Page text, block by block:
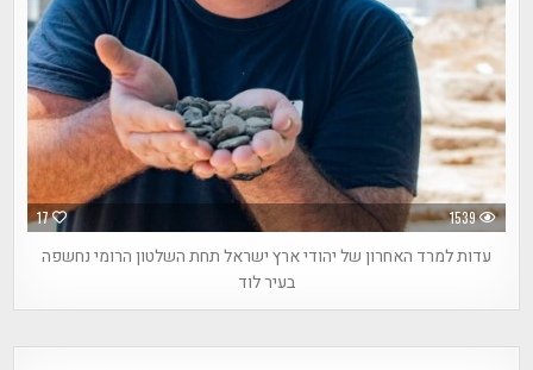
17 1539
עדות למרד האחרון של יהודי ארץ ישראל תחת השלטון הרומי נחשפה
בעיר לוד